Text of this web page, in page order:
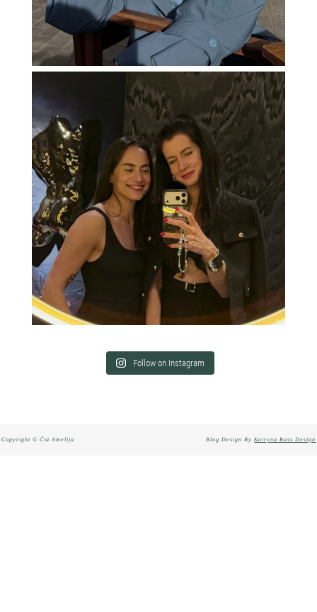
Follow on Instagram
Copyright © Čia Amelija Blog Design ByKotryna Bass Design